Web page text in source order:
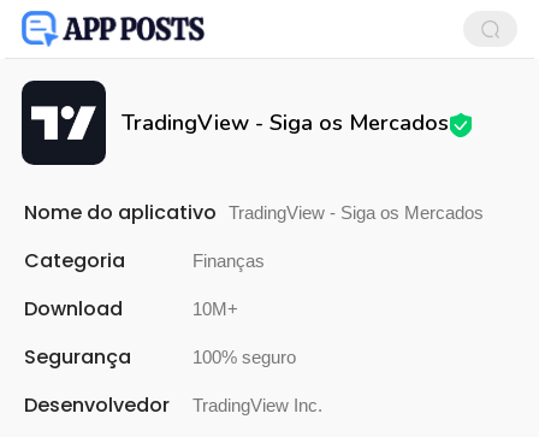
TradingView - Siga os Mercados
Nome do aplicativo TradingView - Siga os Mercados
Categoria Finanças
Download 10M+
Segurança 100% seguro
Desenvolvedor TradingView Inc.